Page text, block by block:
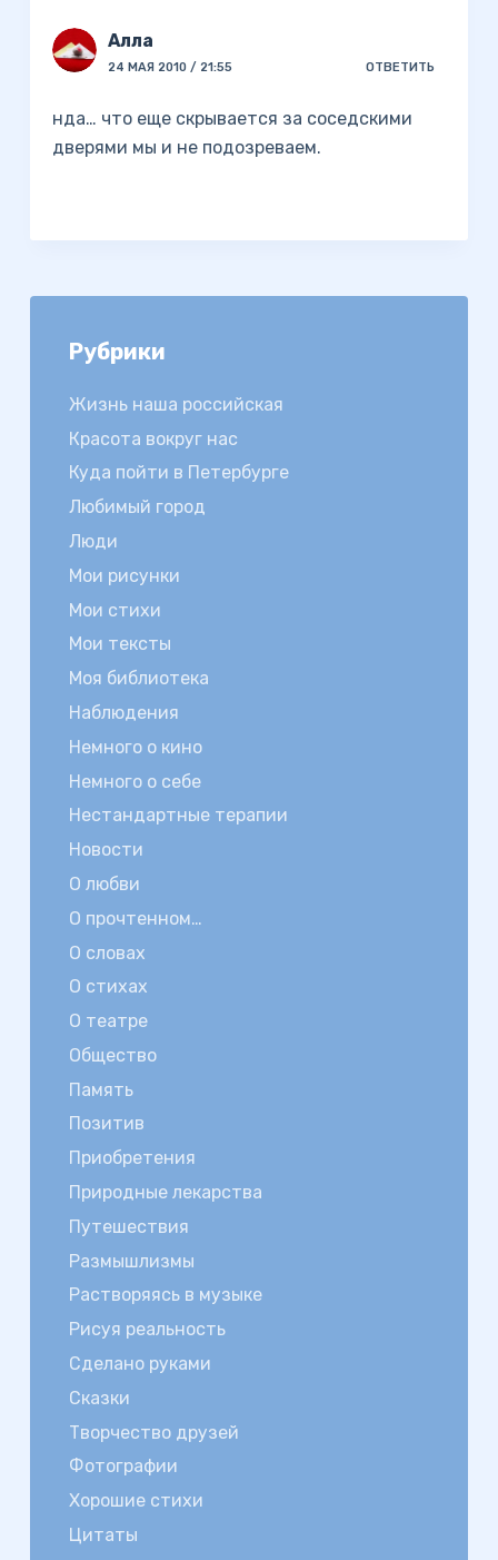
Алла
24 МАЯ 2010 / 21:55 ОТВЕТИТЬ
нда… что еще скрывается за соседскими
дверями мы и не подозреваем.
Рубрики
Жизнь наша российская
Красота вокруг нас
Куда пойти в Петербурге
Любимый город
Люди
Мои рисунки
Мои стихи
Мои тексты
Моя библиотека
Наблюдения
Немного о кино
Немного о себе
Нестандартные терапии
Новости
О любви
О прочтенном…
О словах
О стихах
О театре
Общество
Память
Позитив
Приобретения
Природные лекарства
Путешествия
Размышлизмы
Растворяясь в музыке
Рисуя реальность
Сделано руками
Сказки
Творчество друзей
Фотографии
Хорошие стихи
Цитаты